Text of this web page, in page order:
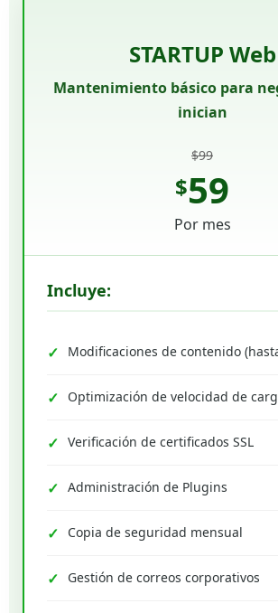
STARTUP Web
Mantenimiento básico para
inician
$99
$59
Por mes
Incluye:
Modificaciones de contenido
Optimización de velocidad de
Verificación de certificados SSL
Administración de Plugins
Copia de seguridad mensual
Gestión de correos corporativos